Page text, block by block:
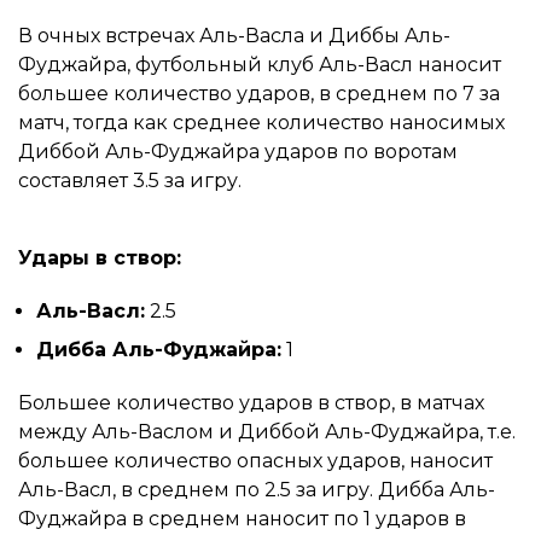
В очных встречах Аль-Васла и Диббы Аль-
Фуджайра, футбольный клуб Аль-Васл наносит
большее количество ударов, в среднем по 7 за
матч, тогда как среднее количество наносимых
Диббой Аль-Фуджайра ударов по воротам
составляет 3.5 за игру.
Удары в створ:
Аль-Васл: 2.5
Дибба Аль-Фуджайра: 1
Большее количество ударов в створ, в матчах
между Аль-Васлом и Диббой Аль-Фуджайра, т.е.
большее количество опасных ударов, наносит
Аль-Васл, в среднем по 2.5 за игру. Дибба Аль-
Фуджайра в среднем наносит по 1 ударов в